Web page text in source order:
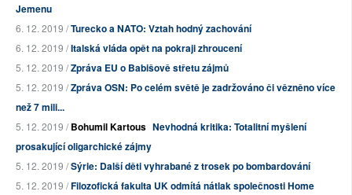
Jemenu
6. 12. 2019 /Turecko a NATO: Vztah hodný zachování
6. 12. 2019 /Italská vláda opět na pokraji zhroucení
5. 12. 2019 /Zpráva EU o Babišově střetu zájmů
5. 12. 2019 /Zpráva OSN: Po celém světě je zadržováno či vězněno více
než 7 mili...
5. 12. 2019 /Bohumil Kartous Nevhodná kritika: Totalitní myšlení
prosakující oligarchické zájmy
5. 12. 2019 /Sýrie: Další děti vyhrabané z trosek po bombardování
5. 12. 2019 /Filozofická fakulta UK odmítá nátlak společnosti Home